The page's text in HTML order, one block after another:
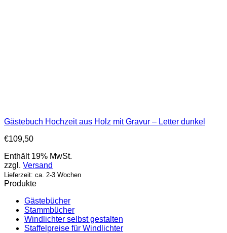
Gästebuch Hochzeit aus Holz mit Gravur – Letter dunkel
€109,50
Enthält 19% MwSt.
zzgl. Versand
Lieferzeit: ca. 2-3 Wochen
Produkte
Gästebücher
Stammbücher
Windlichter selbst gestalten
Staffelpreise für Windlichter